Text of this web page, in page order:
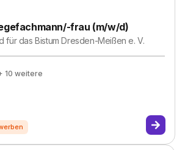
frau (m/w/d)
für das Bistum Dresden-Meißen e. V.
10 weitere